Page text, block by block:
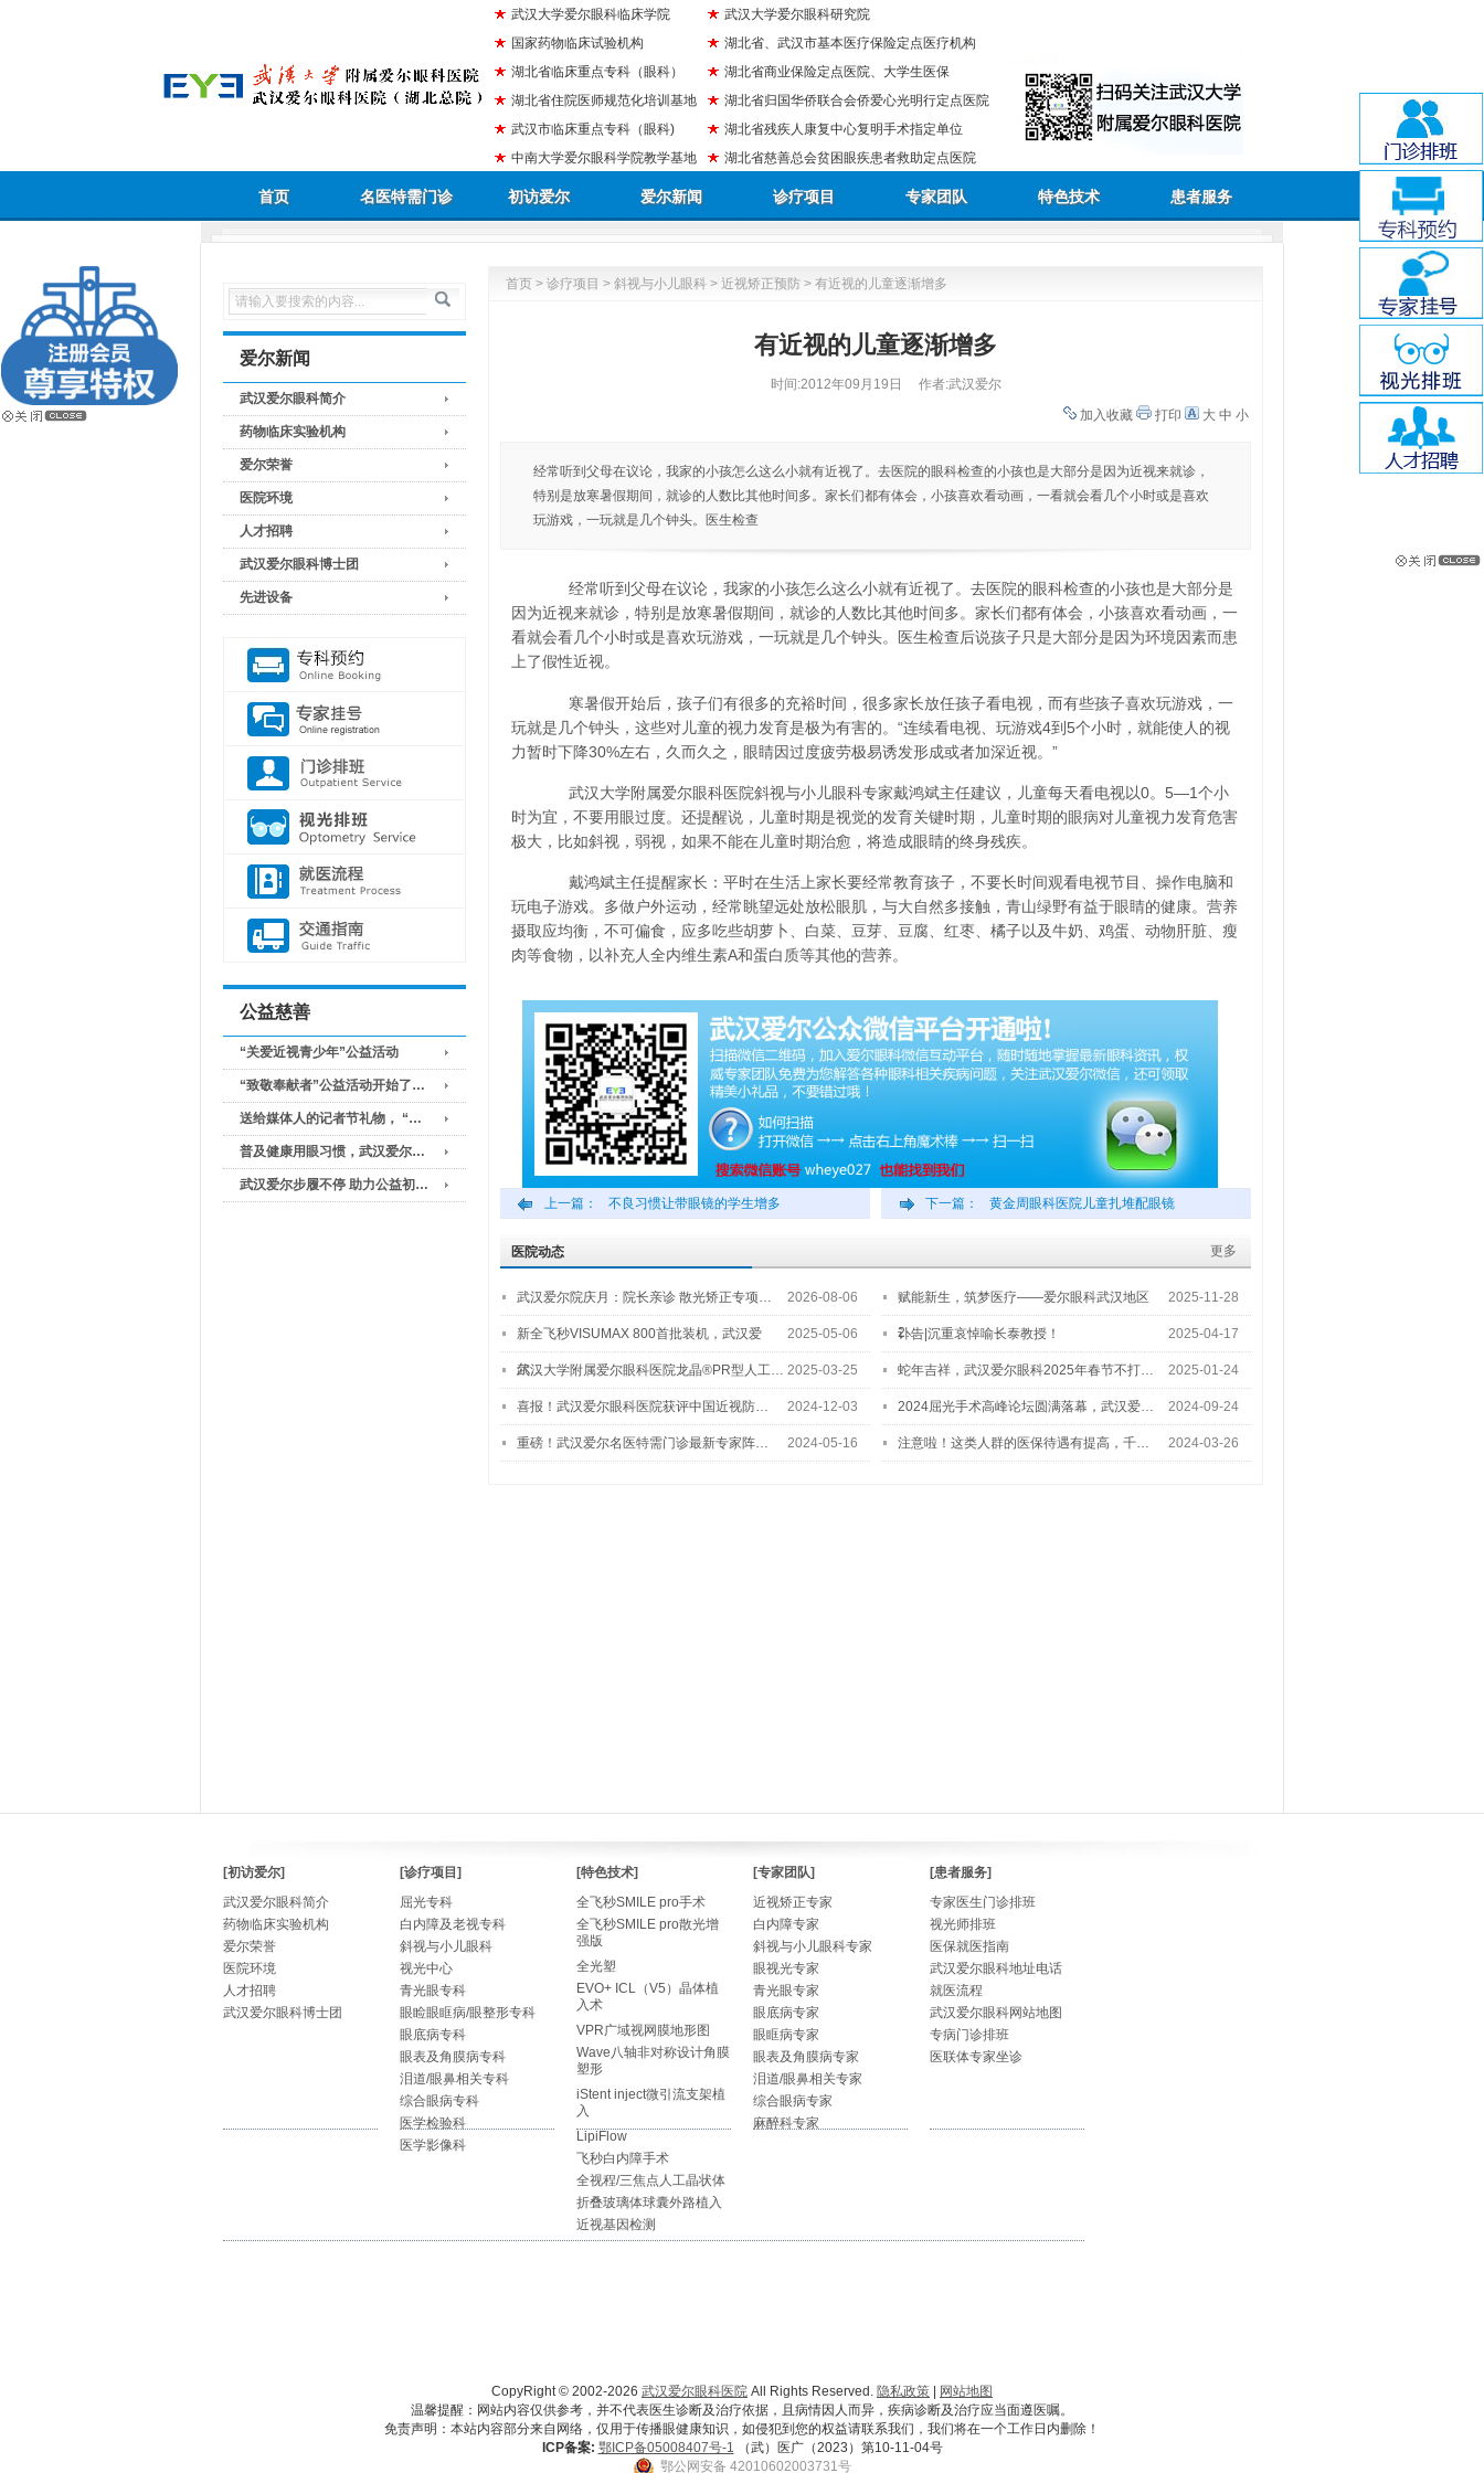
武汉大学爱尔眼科临床学院
国家药物临床试验机构
湖北省临床重点专科（眼科）
湖北省住院医师规范化培训基地
武汉市临床重点专科（眼科)
中南大学爱尔眼科学院教学基地
武汉大学爱尔眼科研究院
湖北省、武汉市基本医疗保险定点医疗机构
湖北省商业保险定点医院、大学生医保
湖北省归国华侨联合会侨爱心光明行定点医院
湖北省残疾人康复中心复明手术指定单位
湖北省慈善总会贫困眼疾患者救助定点医院
首页 名医特需门诊 初访爱尔 爱尔新闻 诊疗项目 专家团队 特色技术 患者服务
爱尔新闻
武汉爱尔眼科简介
药物临床实验机构
爱尔荣誉
医院环境
人才招聘
武汉爱尔眼科博士团
先进设备
公益慈善
“关爱近视青少年”公益活动
“致敬奉献者”公益活动开始了…
送给媒体人的记者节礼物， “…
普及健康用眼习惯，武汉爱尔…
武汉爱尔步履不停 助力公益初…
首页 > 诊疗项目 > 斜视与小儿眼科 > 近视矫正预防 > 有近视的儿童逐渐增多
有近视的儿童逐渐增多
时间:2012年09月19日
作者:武汉爱尔
加入收藏
打印 大 中 小
经常听到父母在议论，我家的小孩怎么这么小就有近视了。去医院的眼科检查的小孩也是大部分是因为近视来就诊，
特别是放寒暑假期间，就诊的人数比其他时间多。家长们都有体会，小孩喜欢看动画，一看就会看几个小时或是喜欢
玩游戏，一玩就是几个钟头。医生检查
经常听到父母在议论，我家的小孩怎么这么小就有近视了。去医院的眼科检查的小孩也是大部分是
因为近视来就诊，特别是放寒暑假期间，就诊的人数比其他时间多。家长们都有体会，小孩喜欢看动画，一
看就会看几个小时或是喜欢玩游戏，一玩就是几个钟头。医生检查后说孩子只是大部分是因为环境因素而患
上了假性近视。
寒暑假开始后，孩子们有很多的充裕时间，很多家长放任孩子看电视，而有些孩子喜欢玩游戏，一
玩就是几个钟头，这些对儿童的视力发育是极为有害的。“连续看电视、玩游戏4到5个小时，就能使人的视
力暂时下降30%左右，久而久之，眼睛因过度疲劳极易诱发形成或者加深近视。”
武汉大学附属爱尔眼科医院斜视与小儿眼科专家戴鸿斌主任建议，儿童每天看电视以0。5—1个小
时为宜，不要用眼过度。还提醒说，儿童时期是视觉的发育关键时期，儿童时期的眼病对儿童视力发育危害
极大，比如斜视，弱视，如果不能在儿童时期治愈，将造成眼睛的终身残疾。
戴鸿斌主任提醒家长：平时在生活上家长要经常教育孩子，不要长时间观看电视节目、操作电脑和
玩电子游戏。多做户外运动，经常眺望远处放松眼肌，与大自然多接触，青山绿野有益于眼睛的健康。营养
摄取应均衡，不可偏食，应多吃些胡萝卜、白菜、豆芽、豆腐、红枣、橘子以及牛奶、鸡蛋、动物肝脏、瘦
肉等食物，以补充人全内维生素A和蛋白质等其他的营养。
上一篇： 不良习惯让带眼镜的学生增多 下一篇： 黄金周眼科医院儿童扎堆配眼镜
更多
医院动态
武汉爱尔院庆月：院长亲诊 散光矫正专项… 2026-08-06 赋能新生，筑梦医疗——爱尔眼科武汉地区
2…
2025-11-28
新全飞秒VISUMAX 800首批装机，武汉爱
尔…
2025-05-06 讣告|沉重哀悼喻长泰教授！ 2025-04-17
武汉大学附属爱尔眼科医院龙晶®PR型人工… 2025-03-25 蛇年吉祥，武汉爱尔眼科2025年春节不打… 2025-01-24
喜报！武汉爱尔眼科医院获评中国近视防… 2024-12-03 2024屈光手术高峰论坛圆满落幕，武汉爱… 2024-09-24
重磅！武汉爱尔名医特需门诊最新专家阵… 2024-05-16 注意啦！这类人群的医保待遇有提高，千… 2024-03-26
[初访爱尔]
武汉爱尔眼科简介
药物临床实验机构
爱尔荣誉
医院环境
人才招聘
武汉爱尔眼科博士团
[诊疗项目]
屈光专科
白内障及老视专科
斜视与小儿眼科
视光中心
青光眼专科
眼睑眼眶病/眼整形专科
眼底病专科
眼表及角膜病专科
泪道/眼鼻相关专科
综合眼病专科
医学检验科
医学影像科
[特色技术]
全飞秒SMILE pro手术
全飞秒SMILE pro散光增
强版
全光塑
EVO+ ICL（V5）晶体植
入术
VPR广域视网膜地形图
Wave八轴非对称设计角膜
塑形
iStent inject微引流支架植
入
LipiFlow
飞秒白内障手术
全视程/三焦点人工晶状体
折叠玻璃体球囊外路植入
近视基因检测
[专家团队]
近视矫正专家
白内障专家
斜视与小儿眼科专家
眼视光专家
青光眼专家
眼底病专家
眼眶病专家
眼表及角膜病专家
泪道/眼鼻相关专家
综合眼病专家
麻醉科专家
[患者服务]
专家医生门诊排班
视光师排班
医保就医指南
武汉爱尔眼科地址电话
就医流程
武汉爱尔眼科网站地图
专病门诊排班
医联体专家坐诊
CopyRight © 2002-2026 武汉爱尔眼科医院 All Rights Reserved. 隐私政策
网站地图
温馨提醒：网站内容仅供参考，并不代表医生诊断及治疗依据，且病情因人而异，疾病诊断及治疗应当面遵医嘱。
免责声明：本站内容部分来自网络，仅用于传播眼健康知识，如侵犯到您的权益请联系我们，我们将在一个工作日内删除！
ICP备案: 鄂ICP备05008407号-1 （武）医广（2023）第10-11-04号
鄂公网安备 42010602003731号